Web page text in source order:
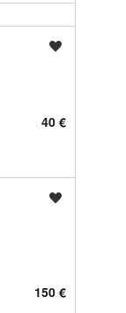
40 €
150 €